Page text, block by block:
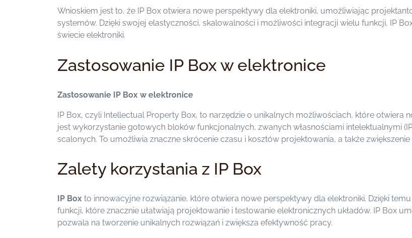
Wnioskiem jest to, że IP Box otwiera nowe perspektywy dla elektroniki, umożliwiając
systemów. Dzięki swojej elastyczności, skalowalności i możliwości integracji wielu funkcji, IP
świecie elektroniki.
Zastosowanie IP Box w elektronice
Zastosowanie IP Box w elektronice
IP Box, czyli Intellectual Property Box, to narzędzie o unikalnych możliwościach, które otwiera
jest wykorzystanie gotowych bloków funkcjonalnych, zwanych własnościami intelektualnymi
scalonych. To umożliwia znaczne skrócenie czasu i kosztów projektowania, a także
Zalety korzystania z IP Box
IP Box to innowacyjne rozwiązanie, które otwiera nowe perspektywy dla elektroniki. Dzięki
funkcji, które znacznie ułatwiają projektowanie i testowanie elektronicznych układów. IP Box
pozwala na tworzenie unikalnych rozwiązań i zwiększa efektywność pracy.